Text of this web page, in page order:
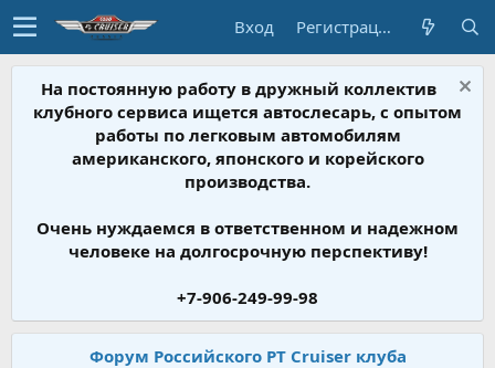
Вход Регистрация
На постоянную работу в дружный коллектив
клубного сервиса ищется автослесарь, с опытом
работы по легковым автомобилям
американского, японского и корейского
производства.
Очень нуждаемся в ответственном и надежном
человеке на долгосрочную перспективу!
+7-906-249-99-98
Форум Российского PT Cruiser клуба